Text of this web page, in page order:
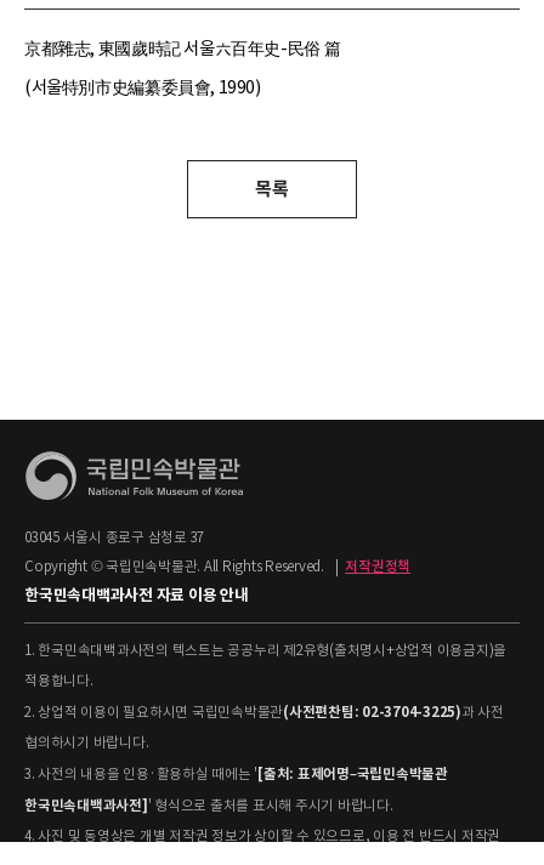
京都雜志, 東國歲時記 서울六百年史-民俗 篇
(서울特別市史編纂委員會, 1990)
목록
03045 서울시 종로구 삼청로 37
Copyright © 국립민속박물관. All Rights Reserved.
저작권정책
한국민속대백과사전 자료 이용 안내
1. 한국민속대백과사전의 텍스트는 공공누리 제2유형(출처명시+상업적 이용금지)을
적용합니다.
2. 상업적 이용이 필요하시면 국립민속박물관(사전편찬팀: 02-3704-3225)과 사전
협의하시기 바랍니다.
3. 사전의 내용을 인용·활용하실 때에는 ' [출처: 표제어명–국립민속박물관
한국민속대백과사전] ' 형식으로 출처를 표시해 주시기 바랍니다.
4. 사진 및 동영상은 개별 저작권 정보가 상이할 수 있으므로, 이용 전 반드시 저작권